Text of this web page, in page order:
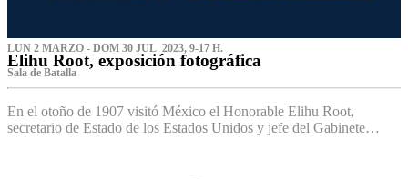
LUN 2 MARZO - DOM 30 JUL 2023, 9-17 H.
Elihu Root, exposición fotográfica
Sala de Batalla
En el otoño de 1907 visitó México el Honorable Elihu Root,
secretario de Estado de los Estados Unidos y jefe del Gabinete…